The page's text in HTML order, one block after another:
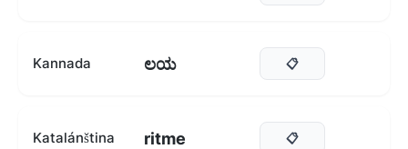
Kannada ಲಯ 📋
Katalánština ritme 📋